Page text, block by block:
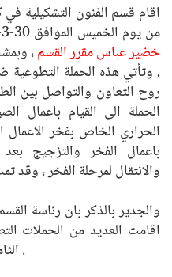
اقام قسم الفنون التشكيلية في
من يوم الخميس الموافق 30-3-2017 ، وبأشراف من قبل
خضير عباس مقرر القسم،
، وتأتي هذه الحملة
روح التعاون والتواصل بين
الحملة الى القيام باعمال
الحراري الخاص بفخر الاعمال
باعمال الفخر والتزجيج بعد
والانتقال لمرحلة الفخر ، وقد
والجدير بالذكر بان رئاسة
اقامت العديد من الحملات
الثامنة ضمن نشاطات القسم التطوعية .